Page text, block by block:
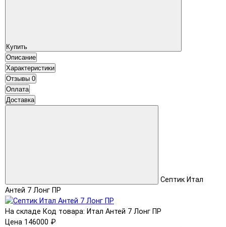
Купить
Описание
Характеристики
Отзывы 0
Оплата
Доставка
Септик Итал
Антей 7 Лонг ПР
На складе Код товара: Итал Антей 7 Лонг ПР
Цена 146000 ₽